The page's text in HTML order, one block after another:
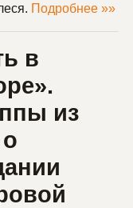
Подробнее »»
в
из